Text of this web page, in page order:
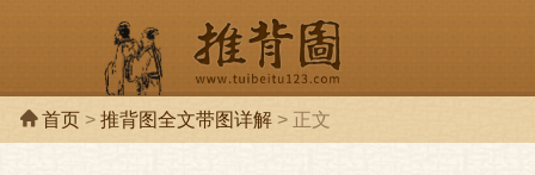
首页> 推背图全文带图详解> 正文